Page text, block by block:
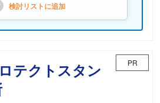
検討リストに追加
テクトスタン
PR